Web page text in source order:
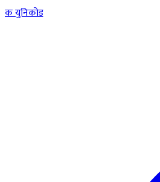
कयुनिकोड